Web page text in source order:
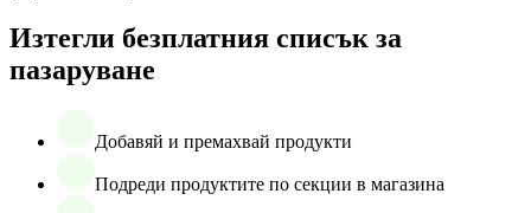
Изтегли безплатния списък за
пазаруване
Добавяй и премахвай продукти
Подреди продуктите по секции в магазина